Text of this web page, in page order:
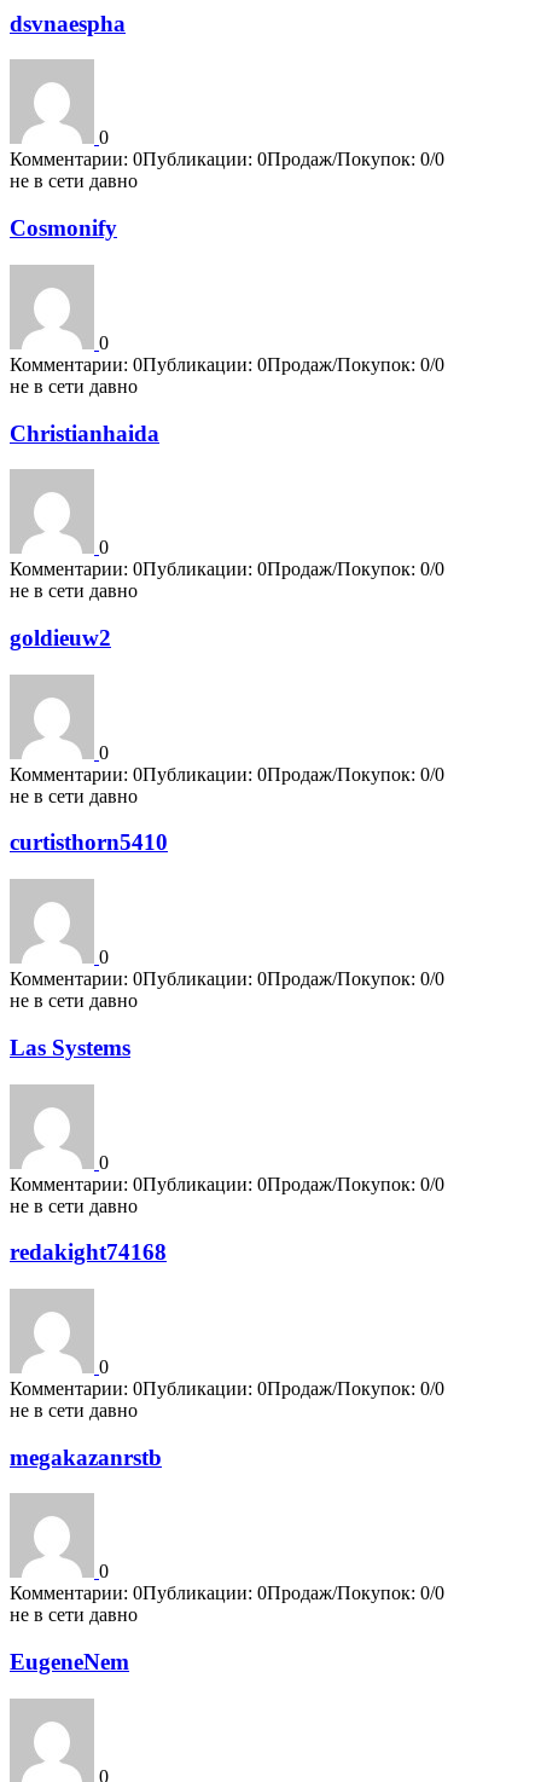
dsvnaespha
0
Комментарии: 0Публикации: 0Продаж/Покупок: 0/0
не в сети давно
Cosmonify
0
Комментарии: 0Публикации: 0Продаж/Покупок: 0/0
не в сети давно
Christianhaida
0
Комментарии: 0Публикации: 0Продаж/Покупок: 0/0
не в сети давно
goldieuw2
0
Комментарии: 0Публикации: 0Продаж/Покупок: 0/0
не в сети давно
curtisthorn5410
0
Комментарии: 0Публикации: 0Продаж/Покупок: 0/0
не в сети давно
Las Systems
0
Комментарии: 0Публикации: 0Продаж/Покупок: 0/0
не в сети давно
redakight74168
0
Комментарии: 0Публикации: 0Продаж/Покупок: 0/0
не в сети давно
megakazanrstb
0
Комментарии: 0Публикации: 0Продаж/Покупок: 0/0
не в сети давно
EugeneNem
0